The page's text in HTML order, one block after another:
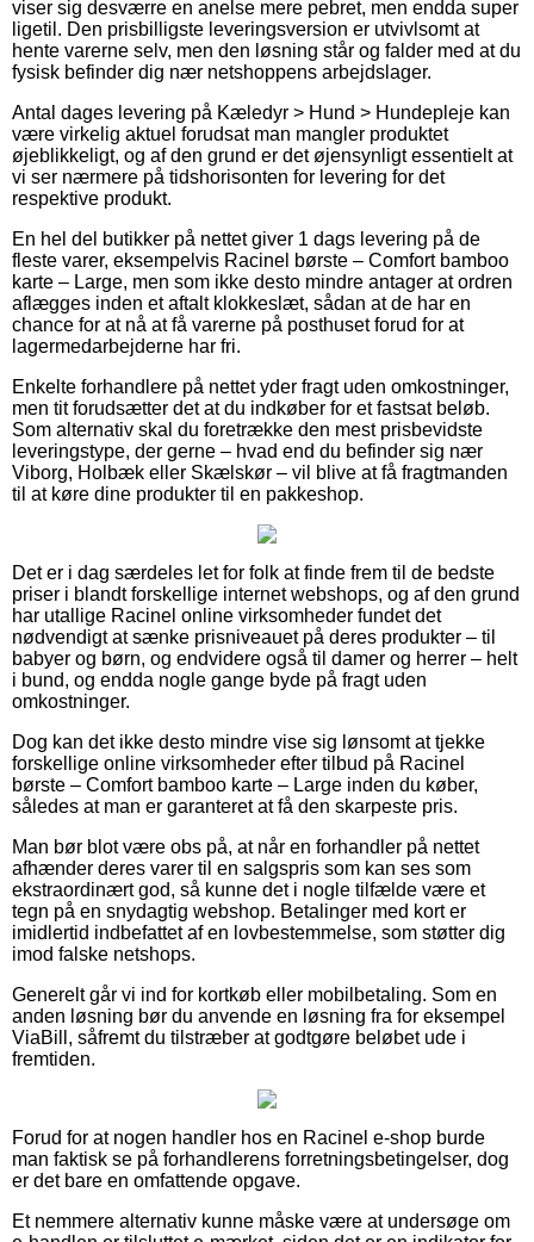
viser sig desværre en anelse mere pebret, men endda super
ligetil. Den prisbilligste leveringsversion er utvivlsomt at
hente varerne selv, men den løsning står og falder med at du
fysisk befinder dig nær netshoppens arbejdslager.
Antal dages levering på Kæledyr > Hund > Hundepleje kan
være virkelig aktuel forudsat man mangler produktet
øjeblikkeligt, og af den grund er det øjensynligt essentielt at
vi ser nærmere på tidshorisonten for levering for det
respektive produkt.
En hel del butikker på nettet giver 1 dags levering på de
fleste varer, eksempelvis Racinel børste – Comfort bamboo
karte – Large, men som ikke desto mindre antager at ordren
aflægges inden et aftalt klokkeslæt, sådan at de har en
chance for at nå at få varerne på posthuset forud for at
lagermedarbejderne har fri.
Enkelte forhandlere på nettet yder fragt uden omkostninger,
men tit forudsætter det at du indkøber for et fastsat beløb.
Som alternativ skal du foretrække den mest prisbevidste
leveringstype, der gerne – hvad end du befinder sig nær
Viborg, Holbæk eller Skælskør – vil blive at få fragtmanden
til at køre dine produkter til en pakkeshop.
Det er i dag særdeles let for folk at finde frem til de bedste
priser i blandt forskellige internet webshops, og af den grund
har utallige Racinel online virksomheder fundet det
nødvendigt at sænke prisniveauet på deres produkter – til
babyer og børn, og endvidere også til damer og herrer – helt
i bund, og endda nogle gange byde på fragt uden
omkostninger.
Dog kan det ikke desto mindre vise sig lønsomt at tjekke
forskellige online virksomheder efter tilbud på Racinel
børste – Comfort bamboo karte – Large inden du køber,
således at man er garanteret at få den skarpeste pris.
Man bør blot være obs på, at når en forhandler på nettet
afhænder deres varer til en salgspris som kan ses som
ekstraordinært god, så kunne det i nogle tilfælde være et
tegn på en snydagtig webshop. Betalinger med kort er
imidlertid indbefattet af en lovbestemmelse, som støtter dig
imod falske netshops.
Generelt går vi ind for kortkøb eller mobilbetaling. Som en
anden løsning bør du anvende en løsning fra for eksempel
ViaBill, såfremt du tilstræber at godtgøre beløbet ude i
fremtiden.
Forud for at nogen handler hos en Racinel e-shop burde
man faktisk se på forhandlerens forretningsbetingelser, dog
er det bare en omfattende opgave.
Et nemmere alternativ kunne måske være at undersøge om